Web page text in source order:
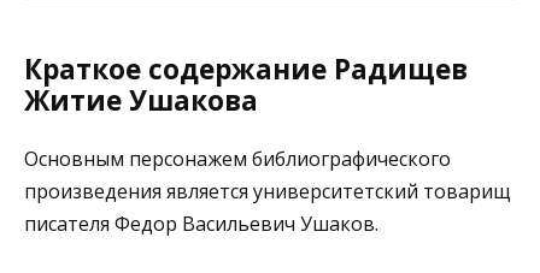
Краткое содержание Радищев
Житие Ушакова
Основным персонажем библиографического
произведения является университетский товарищ
писателя Федор Васильевич Ушаков.